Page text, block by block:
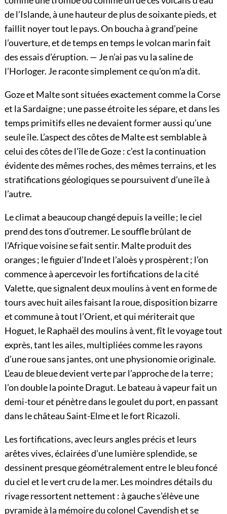
de l’Islande, à une hauteur de plus de soixante pieds, et
faillit noyer tout le pays. On boucha à grand’peine
l’ouverture, et de temps en temps le volcan marin fait
des essais d’éruption. — Je n’ai pas vu la saline de
l’Horloger. Je raconte simplement ce qu’on m’a dit.
Goze et Malte sont situées exactement comme la Corse
et la Sardaigne ; une passe étroite les sépare, et dans les
temps primitifs elles ne devaient former aussi qu’une
seule île. L’aspect des côtes de Malte est semblable à
celui des côtes de l’île de Goze : c’est la continuation
évidente des mêmes roches, des mêmes terrains, et les
stratifications géologiques se poursuivent d’une île à
l’autre.
Le climat a beaucoup changé depuis la veille ; le ciel
prend des tons d’outremer. Le souffle brûlant de
l’Afrique voisine se fait sentir. Malte produit des
oranges ; le figuier d’Inde et l’aloès y prospèrent ; l’on
commence à apercevoir les fortifications de la cité
Valette, que signalent deux moulins à vent en forme de
tours avec huit ailes faisant la roue, disposition bizarre
et commune à tout l’Orient, et qui mériterait que
Hoguet, le Raphaël des moulins à vent, fît le voyage tout
exprès, tant les ailes, multipliées comme les rayons
d’une roue sans jantes, ont une physionomie originale.
L’eau de bleue devient verte par l’approche de la terre ;
l’on double la pointe Dragut. Le bateau à vapeur fait un
demi-tour et pénètre dans le goulet du port, en passant
dans le château Saint-Elme et le fort Ricazoli.
Les fortifications, avec leurs angles précis et leurs
arêtes vives, éclairées d’une lumière splendide, se
dessinent presque géométralement entre le bleu foncé
du ciel et le vert cru de la mer. Les moindres détails du
rivage ressortent nettement : à gauche s’élève une
pyramide à la mémoire du colonel Cavendish et se